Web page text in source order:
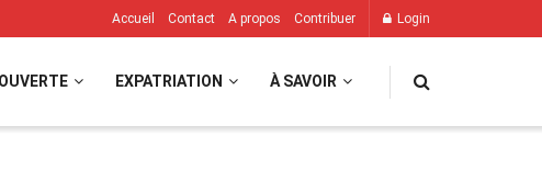
Accueil Contact A propos Contribuer Login
EXPATRIATION À SAVOIR